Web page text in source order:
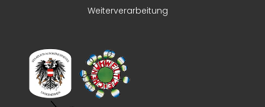
Weiterverarbeitung